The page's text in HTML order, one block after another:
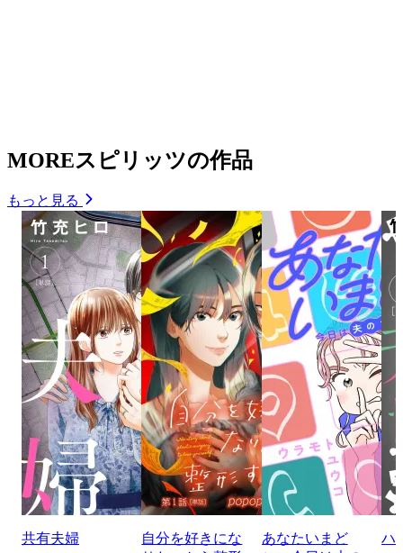
MOREスピリッツの作品
もっと見る
共有夫婦
自分を好きにな
あなたいまど
ハ